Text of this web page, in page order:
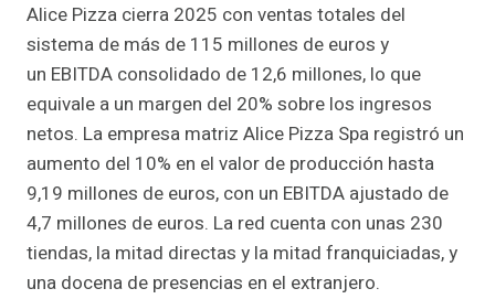
Alice Pizza cierra 2025 con ventas totales del
sistema de más de 115 millones de euros y
un EBITDA consolidado de 12,6 millones, lo que
equivale a un margen del 20% sobre los ingresos
netos. La empresa matriz Alice Pizza Spa registró un
aumento del 10% en el valor de producción hasta
9,19 millones de euros, con un EBITDA ajustado de
4,7 millones de euros. La red cuenta con unas 230
tiendas, la mitad directas y la mitad franquiciadas, y
una docena de presencias en el extranjero.